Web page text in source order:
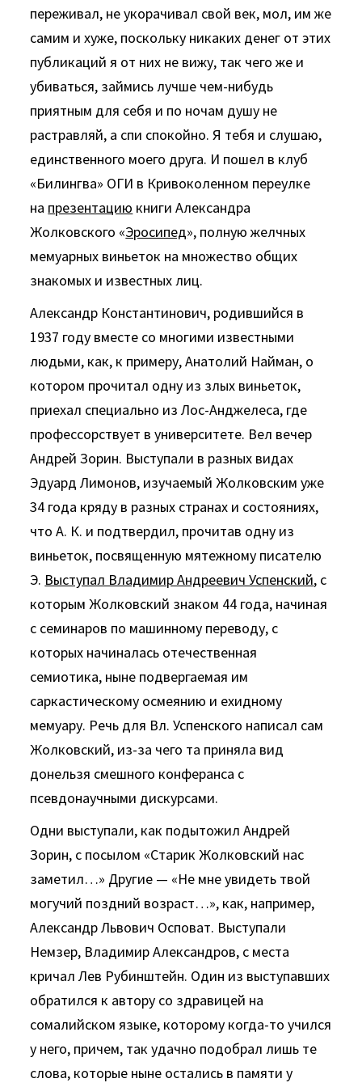
переживал, не укорачивал свой век, мол, им же
самим и хуже, поскольку никаких денег от этих
публикаций я от них не вижу, так чего же и
убиваться, займись лучше чем-нибудь
приятным для себя и по ночам душу не
растравляй, а спи спокойно. Я тебя и слушаю,
единственного моего друга. И пошел в клуб
«Билингва» ОГИ в Кривоколенном переулке
на презентацию книги Александра
Жолковского «Эросипед», полную желчных
мемуарных виньеток на множество общих
знакомых и известных лиц.
Александр Константинович, родившийся в
1937 году вместе со многими известными
людьми, как, к примеру, Анатолий Найман, о
котором прочитал одну из злых виньеток,
приехал специально из Лос-Анджелеса, где
профессорствует в университете. Вел вечер
Андрей Зорин. Выступали в разных видах
Эдуард Лимонов, изучаемый Жолковским уже
34 года кряду в разных странах и состояниях,
что А. К. и подтвердил, прочитав одну из
виньеток, посвященную мятежному писателю
Э. Выступал Владимир Андреевич Успенский, с
которым Жолковский знаком 44 года, начиная
с семинаров по машинному переводу, с
которых начиналась отечественная
семиотика, ныне подвергаемая им
саркастическому осмеянию и ехидному
мемуару. Речь для Вл. Успенского написал сам
Жолковский, из-за чего та приняла вид
донельзя смешного конферанса с
псевдонаучными дискурсами.
Одни выступали, как подытожил Андрей
Зорин, с посылом «Старик Жолковский нас
заметил…» Другие — «Не мне увидеть твой
могучий поздний возраст…», как, например,
Александр Львович Осповат. Выступали
Немзер, Владимир Александров, с места
кричал Лев Рубинштейн. Один из выступавших
обратился к автору со здравицей на
сомалийском языке, которому когда-то учился
у него, причем, так удачно подобрал лишь те
слова, которые ныне остались в памяти у